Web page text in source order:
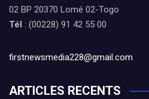
02 BP 20370 Lomé 02-Togo
Tél : (00228) 91 42 55 00
firstnewsmedia228@gmail.com
ARTICLES RECENTS